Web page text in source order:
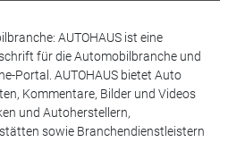
AUTOHAUS ist eine
für die Automobilbranche und
Portal. AUTOHAUS bietet Auto
Kommentare, Bilder und Videos
und Autoherstellern,
sowie Branchendienstleistern